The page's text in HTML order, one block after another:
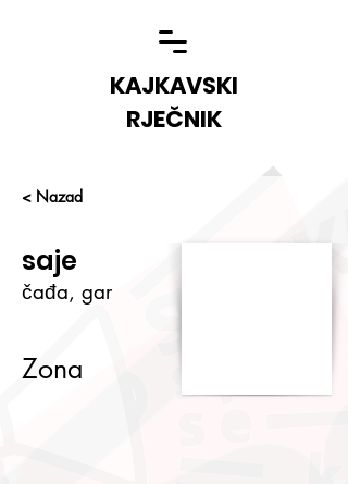
KAJKAVSKI
RJEČNIK
< Nazad
saje
čađa, gar
Zona